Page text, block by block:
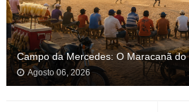
Campo da Mercedes: O Maracanã do
Agosto 06, 2026